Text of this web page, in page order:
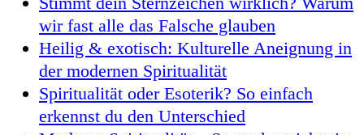
wir fast alle das Falsche glauben
Heilig & exotisch: Kulturelle Aneignung in
der modernen Spiritualität
Spiritualität oder Esoterik? So einfach
erkennst du den Unterschied